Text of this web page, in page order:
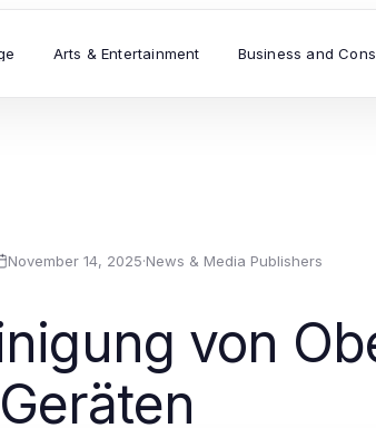
Arts & Entertainment Business and
November 14, 2025·News & Media Publishers
von
Geräten